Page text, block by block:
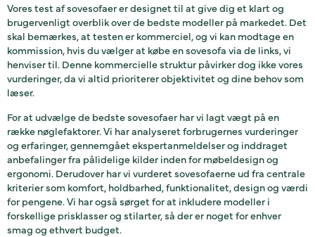
Vores test af sovesofaer er designet til at give dig et klart og
brugervenligt overblik over de bedste modeller på markedet. Det
skal bemærkes, at testen er kommerciel, og vi kan modtage en
kommission, hvis du vælger at købe en sovesofa via de links, vi
henviser til. Denne kommercielle struktur påvirker dog ikke vores
vurderinger, da vi altid prioriterer objektivitet og dine behov som
læser.
For at udvælge de bedste sovesofaer har vi lagt vægt på en
række nøglefaktorer. Vi har analyseret forbrugernes vurderinger
og erfaringer, gennemgået ekspertanmeldelser og inddraget
anbefalinger fra pålidelige kilder inden for møbeldesign og
ergonomi. Derudover har vi vurderet sovesofaerne ud fra centrale
kriterier som komfort, holdbarhed, funktionalitet, design og værdi
for pengene. Vi har også sørget for at inkludere modeller i
forskellige prisklasser og stilarter, så der er noget for enhver
smag og ethvert budget.